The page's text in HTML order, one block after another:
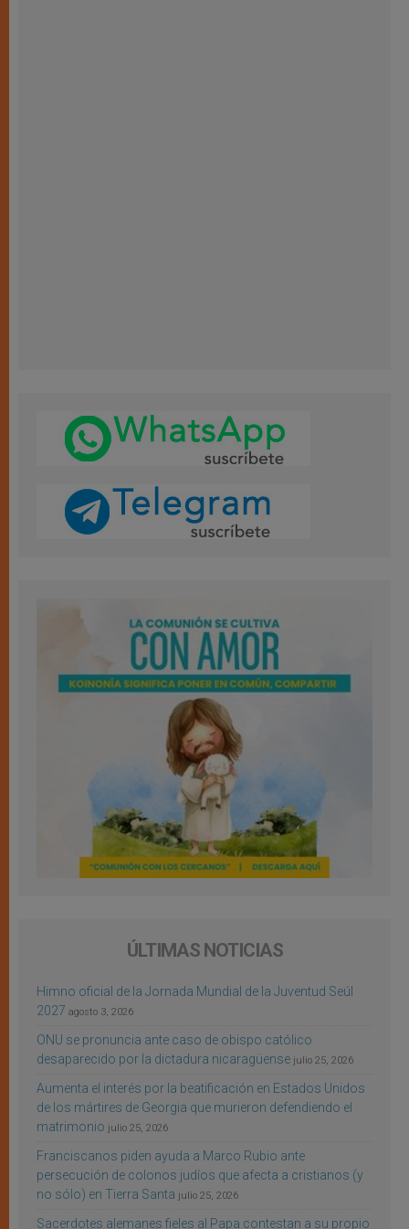
ÚLTIMAS NOTICIAS
Himno oficial de la Jornada Mundial de la Juventud Seúl
2027 agosto 3, 2026
ONU se pronuncia ante caso de obispo católico
desaparecido por la dictadura nicaragüense julio 25, 2026
Aumenta el interés por la beatificación en Estados Unidos
de los mártires de Georgia que murieron defendiendo el
matrimonio julio 25, 2026
Franciscanos piden ayuda a Marco Rubio ante
persecución de colonos judíos que afecta a cristianos (y
no sólo) en Tierra Santa julio 25, 2026
Sacerdotes alemanes fieles al Papa contestan a su propio